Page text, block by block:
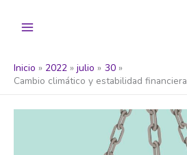
Inicio 2022 julio
30
Cambio climático y estabilidad financiera